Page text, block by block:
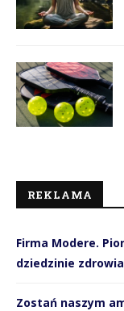
REKLAMA
Firma Modere.
dziedzinie
Zostań naszym